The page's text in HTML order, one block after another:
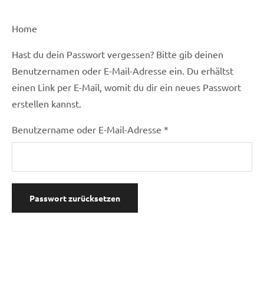
Home
Hast du dein Passwort vergessen? Bitte gib deinen
Benutzernamen oder E-Mail-Adresse ein. Du erhältst
einen Link per E-Mail, womit du dir ein neues Passwort
erstellen kannst.
Benutzername oder E-Mail-Adresse *
Passwort zurücksetzen